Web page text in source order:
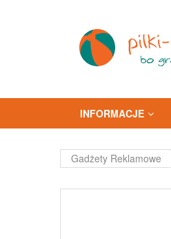
INFORMACJE
Gadżety Reklamowe